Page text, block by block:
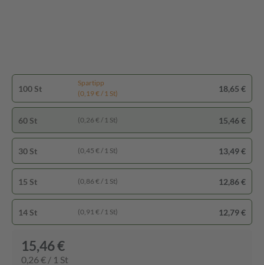
100 St
Spartipp
(0,19 € / 1 St)
18,65 €
60 St (0,26 € / 1 St) 15,46 €
30 St (0,45 € / 1 St) 13,49 €
15 St (0,86 € / 1 St) 12,86 €
14 St (0,91 € / 1 St) 12,79 €
15,46 €
0,26 € / 1 St